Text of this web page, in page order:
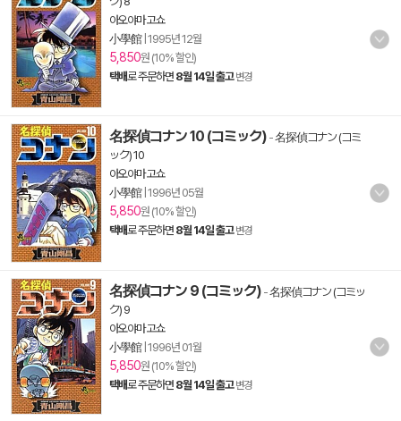
아오야마 고쇼
小學館| 1995년 12월
5,850원 (10% 할인)
택배로 주문하면 8월 14일 출고 변경
名探偵コナン 10 (コミック) -名探偵コナン (コミ
ック) 10
아오야마 고쇼
小學館| 1996년 05월
5,850원 (10% 할인)
택배로 주문하면 8월 14일 출고 변경
名探偵コナン 9 (コミック) -名探偵コナン (コミッ
ク) 9
아오야마 고쇼
小學館| 1996년 01월
5,850원 (10% 할인)
택배로 주문하면 8월 14일 출고 변경